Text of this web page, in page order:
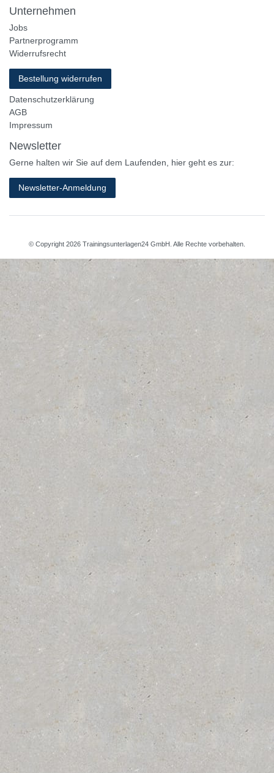
Unternehmen
Jobs
Partnerprogramm
Widerrufsrecht
Bestellung widerrufen
Datenschutzerklärung
AGB
Impressum
Newsletter
Gerne halten wir Sie auf dem Laufenden, hier geht es zur:
Newsletter-Anmeldung
© Copyright 2026 Trainingsunterlagen24 GmbH. Alle Rechte vorbehalten.